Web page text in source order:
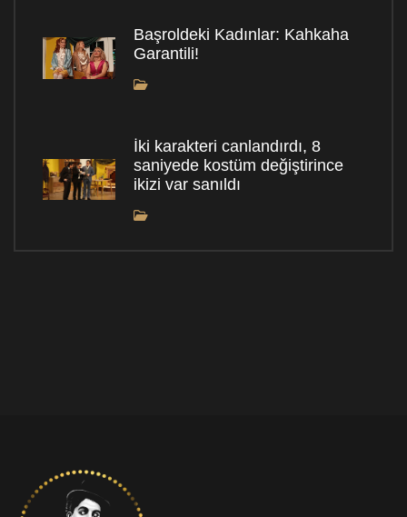
Başroldeki Kadınlar: Kahkaha
Garantili!
İki karakteri canlandırdı, 8
saniyede kostüm değiştirince
ikizi var sanıldı